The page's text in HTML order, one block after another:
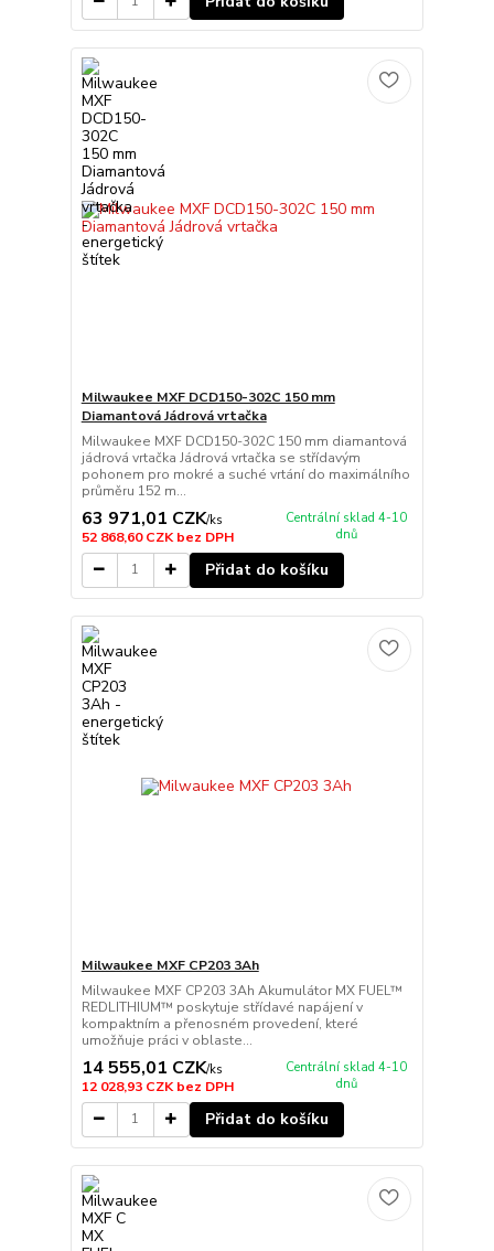
Milwaukee MXF DCD150-302C 150 mm
Diamantová Jádrová vrtačka
Milwaukee MXF DCD150-302C 150 mm diamantová
jádrová vrtačka Jádrová vrtačka se střídavým
pohonem pro mokré a suché vrtání do maximálního
průměru 152 m...
63 971,01 CZK/ks
52 868,60 CZKbez DPH
Centrální sklad 4-10
dnů
Přidat do košíku
Milwaukee MXF CP203 3Ah
Milwaukee MXF CP203 3Ah Akumulátor MX FUEL™
REDLITHIUM™ poskytuje střídavé napájení v
kompaktním a přenosném provedení, které
umožňuje práci v oblaste...
14 555,01 CZK/ks
12 028,93 CZKbez DPH
Centrální sklad 4-10
dnů
Přidat do košíku